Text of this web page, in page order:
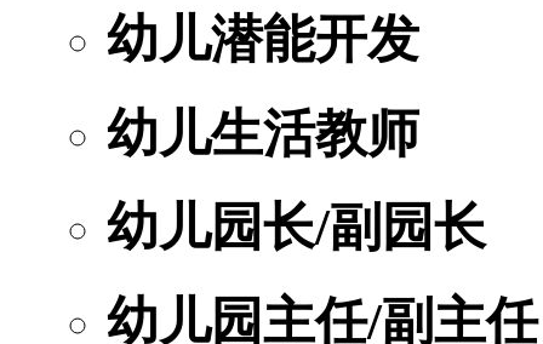
幼儿潜能开发
幼儿生活教师
幼儿园长/副园长
幼儿园主任/副主任